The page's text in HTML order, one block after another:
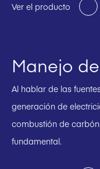
Ver el producto
Manejo
Al hablar de las
generación de
combustión de
fundamental.